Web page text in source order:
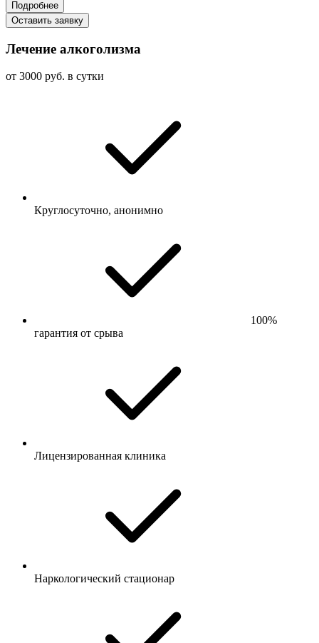
Подробнее
Оставить заявку
Лечение алкоголизма
от 3000 руб. в сутки
Круглосуточно, анонимно
100%
гарантия от срыва
Лицензированная клиника
Наркологический стационар